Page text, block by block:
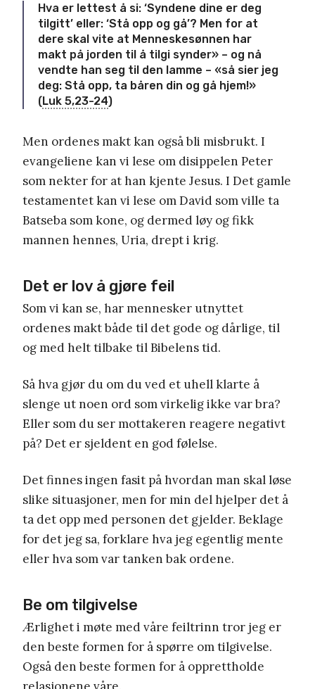
Hva er lettest å si: ‘Syndene dine er deg
tilgitt’ eller: ‘Stå opp og gå’? Men for at
dere skal vite at Menneskesønnen har
makt på jorden til å tilgi synder» – og nå
vendte han seg til den lamme – «så sier jeg
deg: Stå opp, ta båren din og gå hjem!»
(Luk 5,23-24)
Men ordenes makt kan også bli misbrukt. I
evangeliene kan vi lese om disippelen Peter
som nekter for at han kjente Jesus. I Det gamle
testamentet kan vi lese om David som ville ta
Batseba som kone, og dermed løy og fikk
mannen hennes, Uria, drept i krig.
Det er lov å gjøre feil
Som vi kan se, har mennesker utnyttet
ordenes makt både til det gode og dårlige, til
og med helt tilbake til Bibelens tid.
Så hva gjør du om du ved et uhell klarte å
slenge ut noen ord som virkelig ikke var bra?
Eller som du ser mottakeren reagere negativt
på? Det er sjeldent en god følelse.
Det finnes ingen fasit på hvordan man skal løse
slike situasjoner, men for min del hjelper det å
ta det opp med personen det gjelder. Beklage
for det jeg sa, forklare hva jeg egentlig mente
eller hva som var tanken bak ordene.
Be om tilgivelse
Ærlighet i møte med våre feiltrinn tror jeg er
den beste formen for å spørre om tilgivelse.
Også den beste formen for å opprettholde